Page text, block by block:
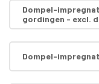
Dompel-
gordingen - excl.
Dompel-